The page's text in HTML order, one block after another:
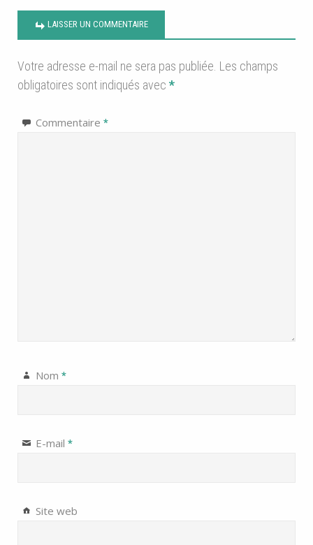
LAISSER UN COMMENTAIRE
Votre adresse e-mail ne sera pas publiée. Les champs
obligatoires sont indiqués avec *
Commentaire *
Nom *
E-mail *
Site web